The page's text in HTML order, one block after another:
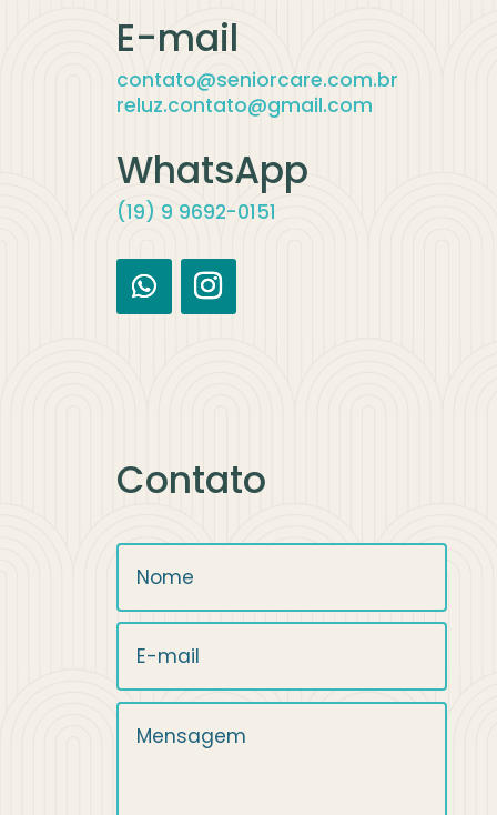
E-mail
contato@seniorcare.com.br
reluz.contato@gmail.com
WhatsApp
(19) 9 9692-0151
Contato